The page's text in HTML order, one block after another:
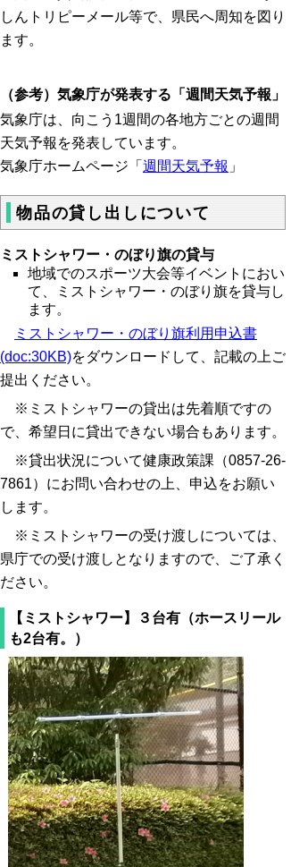
しんトリピーメール等で、県民へ周知を図り
ます。
（参考）気象庁が発表する「週間天気予報」
気象庁は、向こう1週間の各地方ごとの週間
天気予報を発表しています。
気象庁ホームページ「 週間天気予報 」
物品の貸し出しについて
ミストシャワー・のぼり旗の貸与
地域でのスポーツ大会等イベントにおい
て、ミストシャワー・のぼり旗を貸与し
ます。
ミストシャワー・のぼり旗利用申込書
(doc:30KB)をダウンロードして、記載の上ご
提出ください。
※ミストシャワーの貸出は先着順ですの
で、希望日に貸出できない場合もあります。
※貸出状況について健康政策課（0857-26-
7861）にお問い合わせの上、申込をお願い
します。
※ミストシャワーの受け渡しについては、
県庁での受け渡しとなりますので、ご了承く
ださい。
【ミストシャワー】３台有（ホースリール
も2台有。）